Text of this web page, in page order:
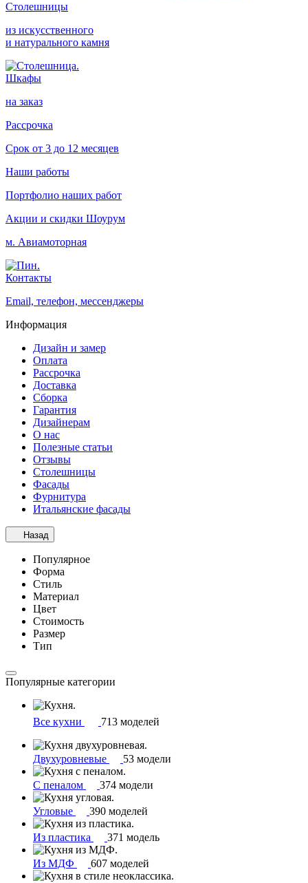
Столешницы
из искусственного
и натурального камня
Шкафы
на заказ
Рассрочка
Срок от 3 до 12 месяцев
Наши работы
Портфолио наших работ
Акции и скидки Шоурум
м. Авиамоторная
Контакты
Email, телефон, мессенджеры
Информация
Дизайн и замер
Оплата
Рассрочка
Доставка
Сборка
Гарантия
Дизайнерам
О нас
Полезные статьи
Отзывы
Столешницы
Фасады
Фурнитура
Итальянские фасады
Назад
Популярное
Форма
Стиль
Материал
Цвет
Стоимость
Размер
Тип
Популярные категории
Все кухни 713 моделей
Двухуровневые 53 модели
С пеналом 374 модели
Угловые 390 моделей
Из пластика 371 модель
Из МДФ 607 моделей